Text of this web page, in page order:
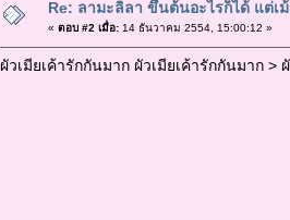
Re: ลามะลิลา ขึ้นต้นอะไรก็ได้ แต่เ
« ตอบ #2 เมื่อ:14 ธันวาคม 2554, 15:00:12 »
ผัวเมียเค้ารักกันมาก ผัวเมียเค้ารักกันมาก >